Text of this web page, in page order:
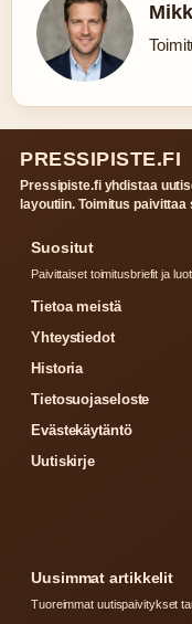
PRESSIPISTE.FI
Pressipiste.fi yhdistaa
layoutiin. Toimitus
Suositut
Paivittaiset toimitusbriefit ja
Tietoa meistä
Yhteystiedot
Historia
Tietosuojaseloste
Evästekäytäntö
Uutiskirje
Uusimmat artikkelit
Tuoreimmat uutispaivitykset